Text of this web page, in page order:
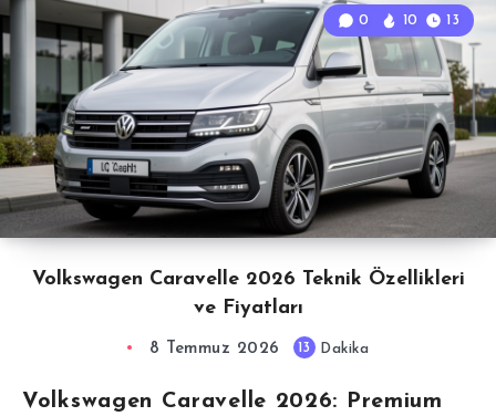
Volkswagen Caravelle 2026 Teknik Özellikleri
ve Fiyatları
0 10 13
8 Temmuz 2026 13 Dakika
Volkswagen Caravelle 2026: Premium